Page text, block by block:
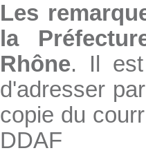
Les
la
Rhône. Il est
d'adresser
copie du